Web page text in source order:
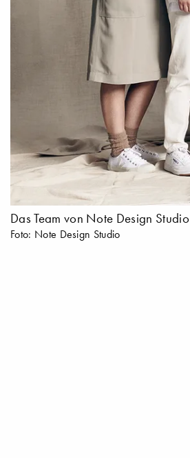
Das Team von Note Design Studio
Foto: Note Design Studio